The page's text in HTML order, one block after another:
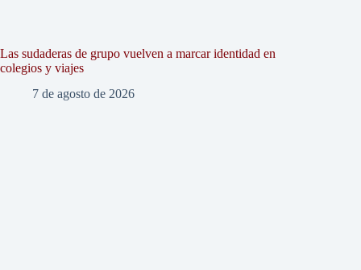
Las sudaderas de grupo vuelven a marcar identidad en
colegios y viajes
7 de agosto de 2026